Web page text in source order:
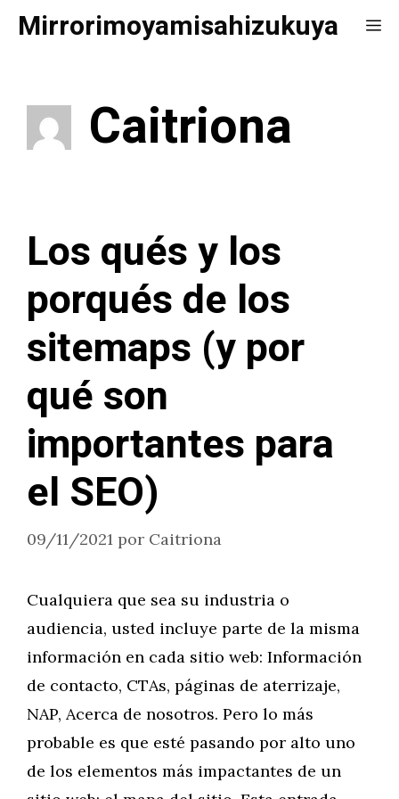
Saltar
Mirrorimoyamisahizukuya
Caitriona
Los qués y los
porqués de los
sitemaps (y por
qué son
importantes para
el SEO)
09/11/2021 por Caitriona
Cualquiera que sea su industria o
audiencia, usted incluye parte de la misma
información en cada sitio web: Información
de contacto, CTAs, páginas de aterrizaje,
NAP, Acerca de nosotros. Pero lo más
probable es que esté pasando por alto uno
de los elementos más impactantes de un